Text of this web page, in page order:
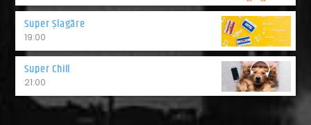
Super Șlagăre
19:00
Super Chill
21:00